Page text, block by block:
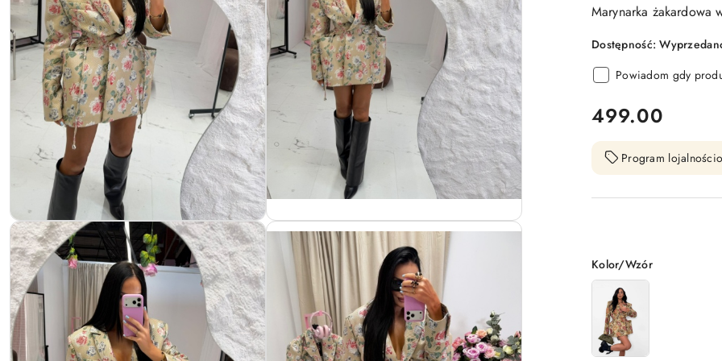
Marynarka żakardowa
Dostępność:
Powiadom gdy
cena:
499.00
Program
Wariant
Kolor/Wzór